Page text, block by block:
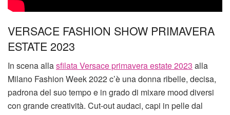
VERSACE FASHION SHOW PRIMAVERA
ESTATE 2023
In scena allasfilata Versace primavera estate 2023 alla
Milano Fashion Week 2022 c’è una donna ribelle, decisa,
padrona del suo tempo e in grado di mixare mood diversi
con grande creatività. Cut-out audaci, capi in pelle dal